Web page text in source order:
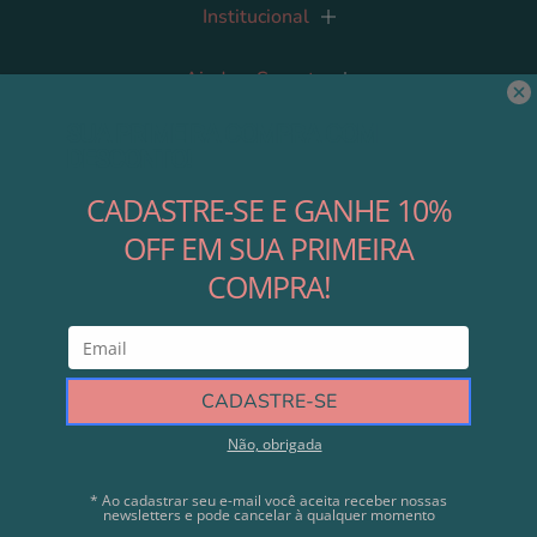
Institucional
Ajuda e Suporte
Nossas Redes
Direitos autorais © 2023 Modali Baby. Com tecnologia da Shopify - CNPJ
12.488.163/0001-44 - Modali Baby Decorações Ltda - Rua Lavradio, 535 - Barra